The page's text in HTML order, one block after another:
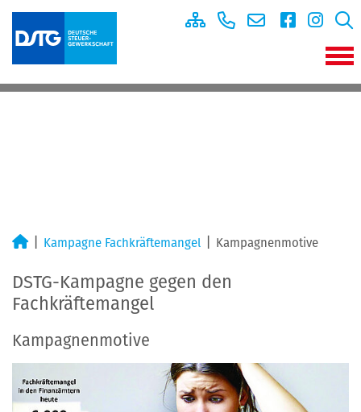
Kampagne Fachkräftemangel Kampagnenmotive
DSTG-Kampagne gegen den
Fachkräftemangel
Kampagnenmotive